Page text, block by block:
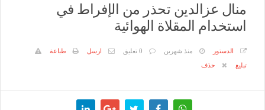
منال عزالدين تحذر من الإفراط في
استخدام المقلاة الهوائية
الدستور منذ شهرين 0 تعليق ارسل
طباعة
تبليغ
حذف